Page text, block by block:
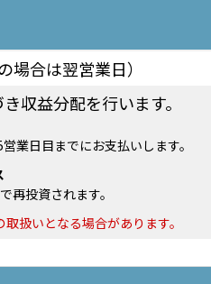
合は翌営業日）
収益分配を行います。
業日目までにお支払いします。
再投資されます。
扱いとなる場合があります。